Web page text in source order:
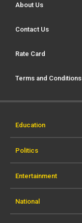
About Us
Contact Us
Rate Card
Terms and Conditions
Education
Politics
Entertainment
National